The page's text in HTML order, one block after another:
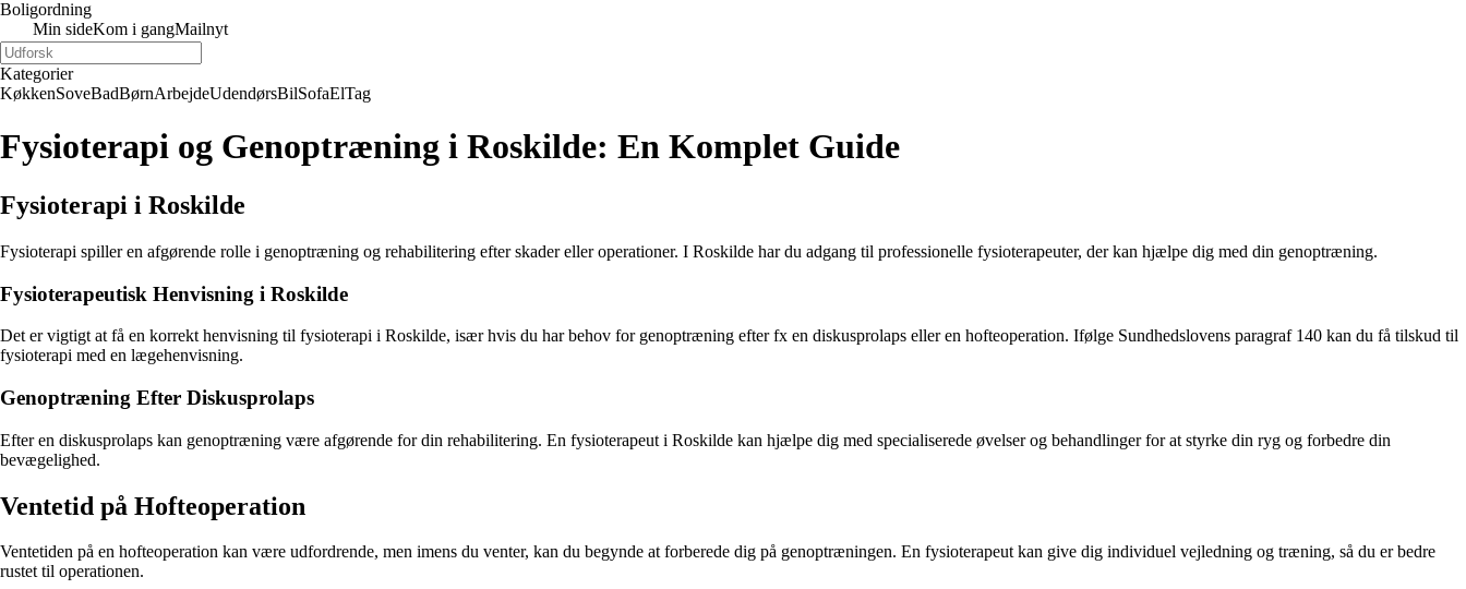
Boligordning
Min sideKom i gangMailnyt
Kategorier
KøkkenSoveBadBørnArbejdeUdendørsBilSofaElTag
Fysioterapi og Genoptræning i Roskilde: En Komplet Guide
Fysioterapi i Roskilde
Fysioterapi spiller en afgørende rolle i genoptræning og rehabilitering efter skader eller operationer. I Roskilde har du adgang til professionelle fysioterapeuter, der kan hjælpe dig med din genoptræning.
Fysioterapeutisk Henvisning i Roskilde
Det er vigtigt at få en korrekt henvisning til fysioterapi i Roskilde, især hvis du har behov for genoptræning efter fx en diskusprolaps eller en hofteoperation. Ifølge Sundhedslovens paragraf 140 kan du få tilskud til
fysioterapi med en lægehenvisning.
Genoptræning Efter Diskusprolaps
Efter en diskusprolaps kan genoptræning være afgørende for din rehabilitering. En fysioterapeut i Roskilde kan hjælpe dig med specialiserede øvelser og behandlinger for at styrke din ryg og forbedre din
bevægelighed.
Ventetid på Hofteoperation
Ventetiden på en hofteoperation kan være udfordrende, men imens du venter, kan du begynde at forberede dig på genoptræningen. En fysioterapeut kan give dig individuel vejledning og træning, så du er bedre
rustet til operationen.